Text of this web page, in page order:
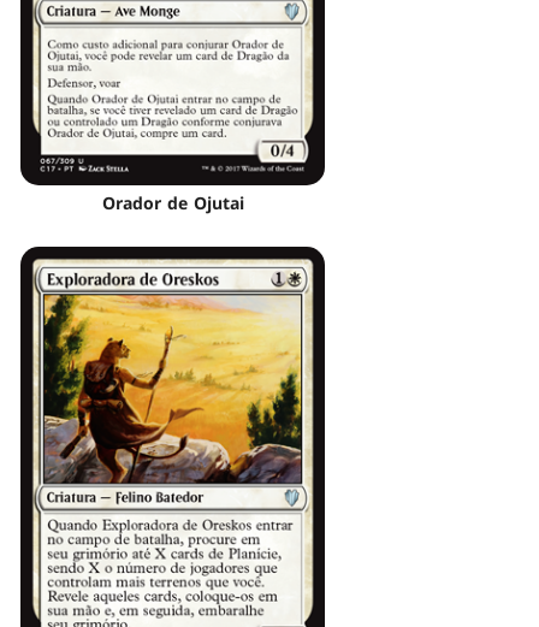
Orador de Ojutai